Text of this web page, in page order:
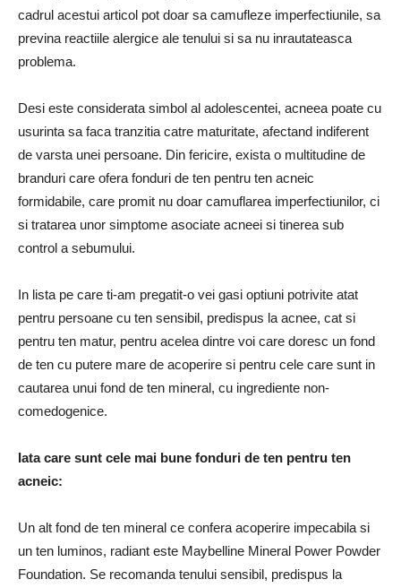
cadrul acestui articol pot doar sa camufleze imperfectiunile, sa
previna reactiile alergice ale tenului si sa nu inrautateasca
problema.
Desi este considerata simbol al adolescentei, acneea poate cu
usurinta sa faca tranzitia catre maturitate, afectand indiferent
de varsta unei persoane. Din fericire, exista o multitudine de
branduri care ofera fonduri de ten pentru ten acneic
formidabile, care promit nu doar camuflarea imperfectiunilor, ci
si tratarea unor simptome asociate acneei si tinerea sub
control a sebumului.
In lista pe care ti-am pregatit-o vei gasi optiuni potrivite atat
pentru persoane cu ten sensibil, predispus la acnee, cat si
pentru ten matur, pentru acelea dintre voi care doresc un fond
de ten cu putere mare de acoperire si pentru cele care sunt in
cautarea unui fond de ten mineral, cu ingrediente non-
comedogenice.
Iata care sunt cele mai bune fonduri de ten pentru ten
acneic:
Un alt fond de ten mineral ce confera acoperire impecabila si
un ten luminos, radiant este Maybelline Mineral Power Powder
Foundation. Se recomanda tenului sensibil, predispus la